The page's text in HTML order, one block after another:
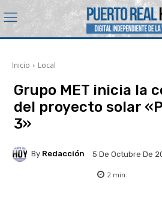
Inicio Local
Grupo MET inicia la
del proyecto solar
3»
By Redacción 5 De Octubre De
2 min.